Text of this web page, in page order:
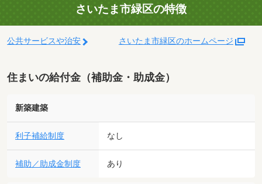
さいたま市緑区の特徴
公共サービスや治安 さいたま市緑区のホームページ
住まいの給付金（補助金・助成金）
新築建築
利子補給制度 なし
補助／助成金制度 あり